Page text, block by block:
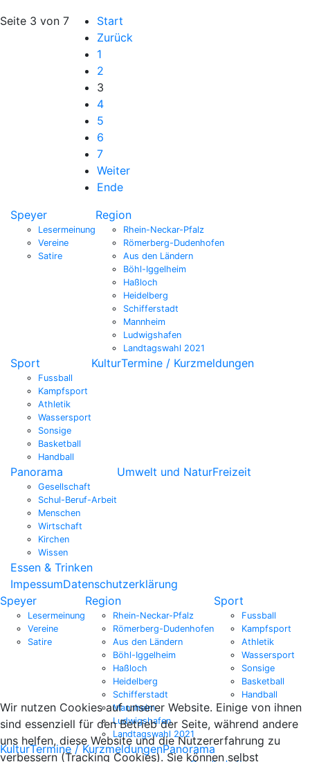
Seite 3 von 7
Start
Zurück
1
2
3
4
5
6
7
Weiter
Ende
Speyer
Lesermeinung
Vereine
Satire
Region
Rhein-Neckar-Pfalz
Römerberg-Dudenhofen
Aus den Ländern
Böhl-Iggelheim
Haßloch
Heidelberg
Schifferstadt
Mannheim
Ludwigshafen
Landtagswahl 2021
Sport
Fussball
Kampfsport
Athletik
Wassersport
Sonsige
Basketball
Handball
KulturTermine / Kurzmeldungen
Panorama
Gesellschaft
Schul-Beruf-Arbeit
Menschen
Wirtschaft
Kirchen
Wissen
Umwelt und NaturFreizeit
Essen & Trinken
ImpessumDatenschutzerklärung
Speyer
Lesermeinung
Vereine
Satire
Region
Rhein-Neckar-Pfalz
Römerberg-Dudenhofen
Aus den Ländern
Böhl-Iggelheim
Haßloch
Heidelberg
Schifferstadt
Mannheim
Ludwigshafen
Landtagswahl 2021
Sport
Fussball
Kampfsport
Athletik
Wassersport
Sonsige
Basketball
Handball
KulturTermine / KurzmeldungenPanorama
Wir nutzen Cookies auf unserer Website. Einige von ihnen
sind essenziell für den Betrieb der Seite, während andere
uns helfen, diese Website und die Nutzererfahrung zu
verbessern (Tracking Cookies). Sie können selbst